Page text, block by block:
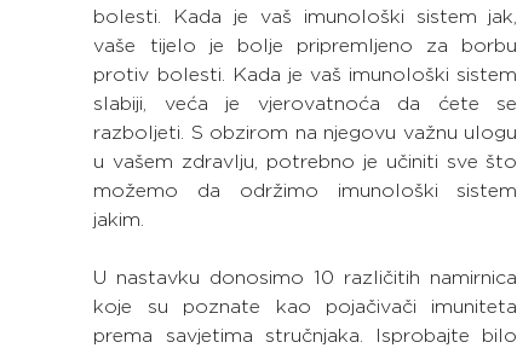
bolesti. Kada je vaš imunološki sistem jak,
vaše tijelo je bolje pripremljeno za borbu
protiv bolesti. Kada je vaš imunološki sistem
slabiji, veća je vjerovatnoća da ćete se
razboljeti. S obzirom na njegovu važnu ulogu
u vašem zdravlju, potrebno je učiniti sve što
možemo da održimo imunološki sistem
jakim.
U nastavku donosimo 10 različitih namirnica
koje su poznate kao pojačivači imuniteta
prema savjetima stručnjaka. Isprobajte bilo